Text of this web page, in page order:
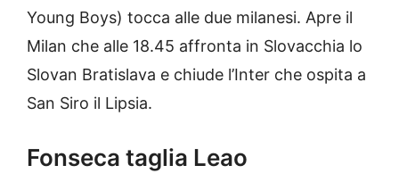
Young Boys) tocca alle due milanesi. Apre il
Milan che alle 18.45 affronta in Slovacchia lo
Slovan Bratislava e chiude l’Inter che ospita a
San Siro il Lipsia.
Fonseca taglia Leao